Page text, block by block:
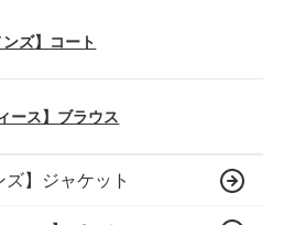
ンズ】コート
ース】ブラウス
ズ】ジャケット